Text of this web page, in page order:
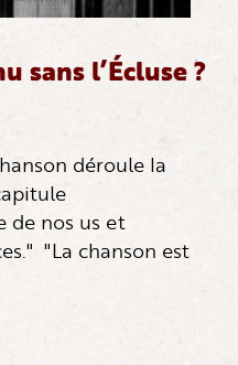
sans l’Écluse ?
déroule la
de nos us et
"La chanson est